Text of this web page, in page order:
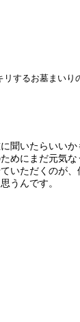
リするお墓まいり
聞いたらいい
めにまだ元気
いただくのが
うんです。